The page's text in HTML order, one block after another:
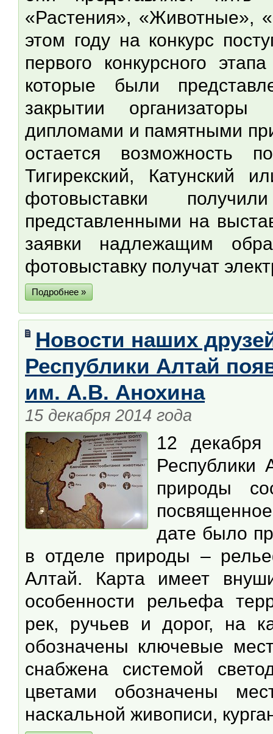
«Растения», «Животные»,
этом году на конкурс
первого конкурсного
которые были
закрытии организаторы
дипломами и памятными
остается возможность
Тигирекский, Катунский
фотовыставки
представленными на
заявки надлежащим
фотовыставку получат
Подробнее »
Новости наших
Республики Алтай
им. А.В. Анохина
15 декабря 2014 года
12
Республики
природы
дате было
в отделе природы –
Алтай. Карта имеет
особенности рельефа
рек, ручьев и дорог, на
обозначены ключевые
снабжена системой
цветами обозначены
наскальной живописи,